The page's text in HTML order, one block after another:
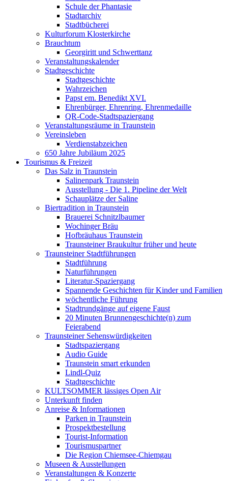
Schule der Phantasie
Stadtarchiv
Stadtbücherei
Kulturforum Klosterkirche
Brauchtum
Georgiritt und Schwerttanz
Veranstaltungskalender
Stadtgeschichte
Stadtgeschichte
Wahrzeichen
Papst em. Benedikt XVI.
Ehrenbürger, Ehrenring, Ehrenmedaille
QR-Code-Stadtspaziergang
Veranstaltungsräume in Traunstein
Vereinsleben
Verdienstabzeichen
650 Jahre Jubiläum 2025
Tourismus & Freizeit
Das Salz in Traunstein
Salinenpark Traunstein
Ausstellung - Die 1. Pipeline der Welt
Schauplätze der Saline
Biertradition in Traunstein
Brauerei Schnitzlbaumer
Wochinger Bräu
Hofbräuhaus Traunstein
Traunsteiner Braukultur früher und heute
Traunsteiner Stadtführungen
Stadtführung
Naturführungen
Literatur-Spaziergang
Spannende Geschichten für Kinder und Familien
wöchentliche Führung
Stadtrundgänge auf eigene Faust
20 Minuten Brunnengeschichte(n) zum
Feierabend
Traunsteiner Sehenswürdigkeiten
Stadtspaziergang
Audio Guide
Traunstein smart erkunden
Lindl-Quiz
Stadtgeschichte
KULTSOMMER lässiges Open Air
Unterkunft finden
Anreise & Informationen
Parken in Traunstein
Prospektbestellung
Tourist-Information
Tourismuspartner
Die Region Chiemsee-Chiemgau
Museen & Ausstellungen
Veranstaltungen & Konzerte